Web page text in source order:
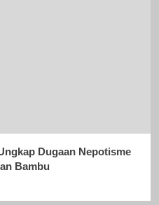
Dugaan Nepotisme
Bambu